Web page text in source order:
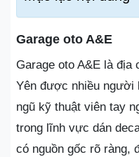
Garage oto A&E
Garage oto A&E là địa
Yên được nhiều người
ngũ kỹ thuật viên tay
trong lĩnh vực dán
có nguồn gốc rõ ràng,